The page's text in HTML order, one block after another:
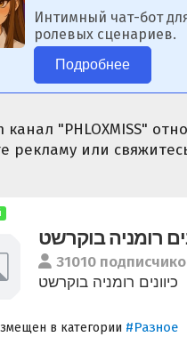
Интимный чат-бот
ролевых сценариев.
Подробнее
канал "PHLOXMISS"
рекламу или
רומניה בוקרשט
31010
כיוונים רומניה בוקרשט
в категории #Разное